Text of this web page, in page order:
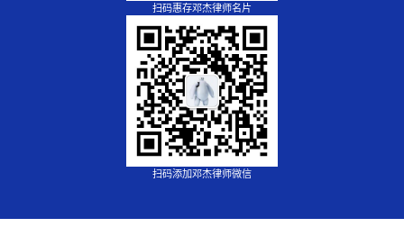
扫码惠存邓杰律师名片
扫码添加邓杰律师微信